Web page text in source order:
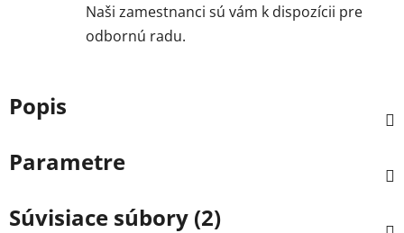
Naši zamestnanci sú vám k dispozícii pre
odbornú radu.
Popis
Parametre
Súvisiace súbory (2)